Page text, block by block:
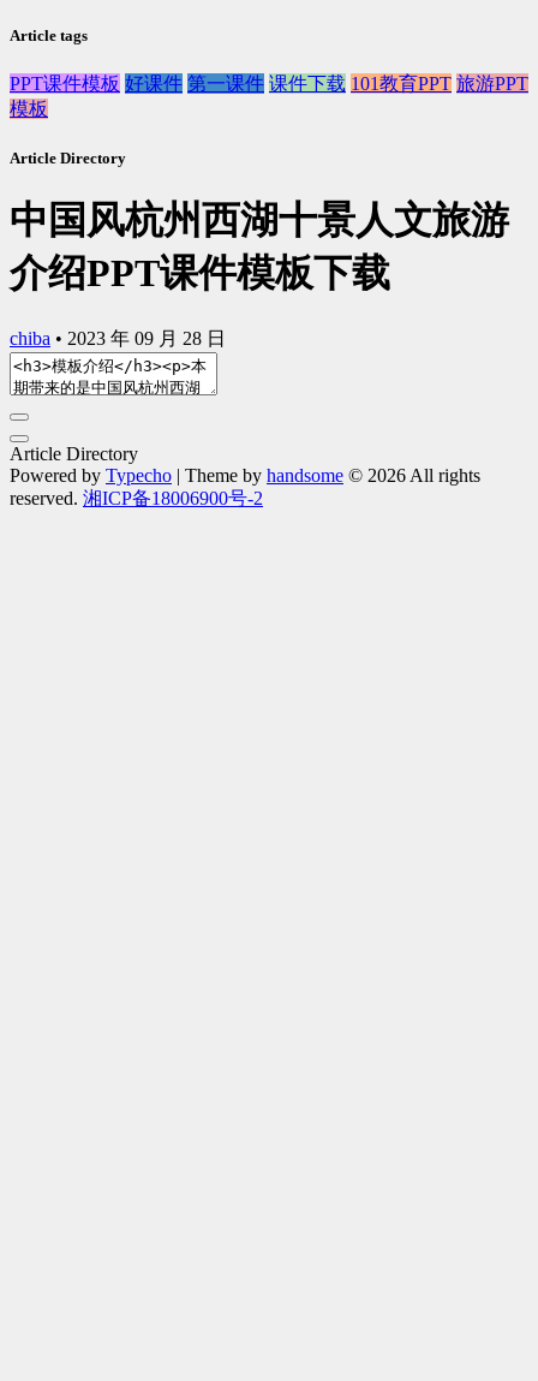
Article tags
PPT课件模板 好课件 第一课件 课件下载 101教育PPT 旅游PPT
模板
Article Directory
中国风杭州西湖十景人文旅游
介绍PPT课件模板下载
chiba • 2023 年 09 月 28 日
Article Directory
Powered by Typecho | Theme by handsome © 2026 All rights
reserved. 湘ICP备18006900号-2